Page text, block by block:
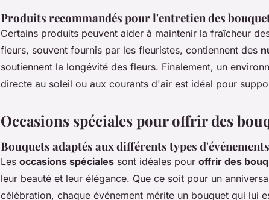
Produits recommandés pour l'entretien des
Certains produits peuvent aider à maintenir la fraîcheur
fleurs, souvent fournis par les fleuristes, contiennent des
soutiennent la longévité des fleurs. Finalement, un
directe au soleil ou aux courants d'air est idéal pour
Occasions spéciales pour offrir des
Bouquets adaptés aux différents types d'événements
Les occasions spéciales sont idéales pour offrir des
leur beauté et leur élégance. Que ce soit pour un
célébration, chaque événement mérite un bouquet qui lui